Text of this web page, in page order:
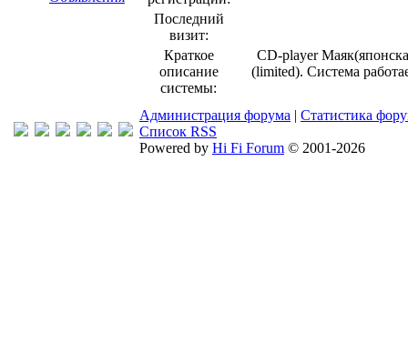
Последний
визит:
Краткое
описание
системы:
CD-player
(limited). Система
Администрация форума | Статистика
Список RSS
Powered by Hi Fi Forum © 2001-2026